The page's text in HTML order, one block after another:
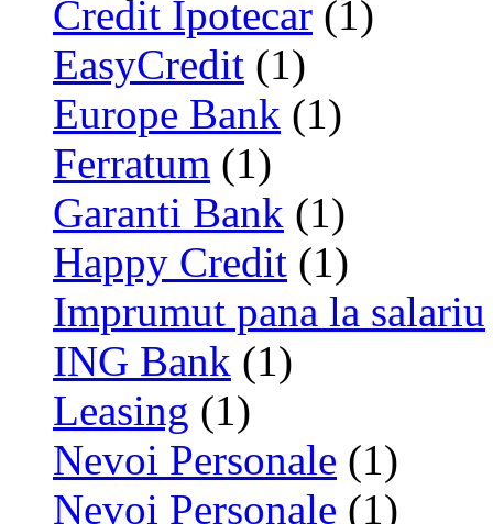
Credit Ipotecar (1)
EasyCredit (1)
Europe Bank (1)
Ferratum (1)
Garanti Bank (1)
Happy Credit (1)
Imprumut pana la salariu
ING Bank (1)
Leasing (1)
Nevoi Personale (1)
Nevoi Personale (1)